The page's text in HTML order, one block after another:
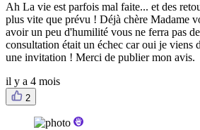
Ah La vie est parfois mal faite... et des
plus vite que prévu ! Déjà chère Madame
avoir un peu d'humilité vous ne ferra pas
consultation était un échec car oui je viens
une invitation ! Merci de publier mon avis.
il y a 4 mois
2